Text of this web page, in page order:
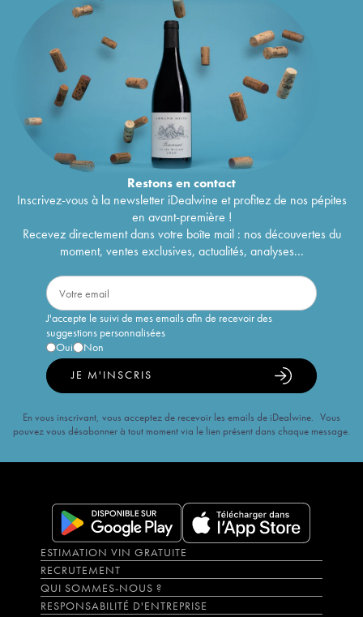
Restons encontact
Inscrivez-vous à la newsletter iDealwine et profitez de nos pépites
en avant-première !
Recevez directement dans votre boîte mail : nos découvertes du
moment, ventes exclusives, actualités, analyses...
J'accepte le suivi de mes emails afin de recevoir des
suggestions personnalisées
Oui
Non
JE M'INSCRIS
En vous inscrivant, vous acceptez de recevoir les emails de iDealwine. Vous
pouvez vous désabonner à tout moment via le lien présent dans chaque message.
ESTIMATION VIN GRATUITE
RECRUTEMENT
QUI SOMMES-NOUS ?
RESPONSABILITÉ D'ENTREPRISE